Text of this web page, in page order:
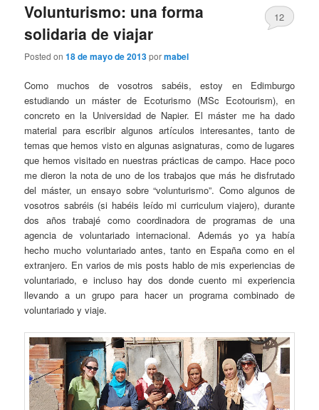
Volunturismo: una forma
solidaria de viajar
Posted on18 de mayo de 2013pormabel
12
Como muchos de vosotros sabéis, estoy en Edimburgo
estudiando un máster de Ecoturismo (MSc Ecotourism), en
concreto en la Universidad de Napier. El máster me ha dado
material para escribir algunos artículos interesantes, tanto de
temas que hemos visto en algunas asignaturas, como de lugares
que hemos visitado en nuestras prácticas de campo. Hace poco
me dieron la nota de uno de los trabajos que más he disfrutado
del máster, un ensayo sobre “volunturismo”. Como algunos de
vosotros sabréis (si habéis leído mi curriculum viajero), durante
dos años trabajé como coordinadora de programas de una
agencia de voluntariado internacional. Además yo ya había
hecho mucho voluntariado antes, tanto en España como en el
extranjero. En varios de mis posts hablo de mis experiencias de
voluntariado, e incluso hay dos donde cuento mi experiencia
llevando a un grupo para hacer un programa combinado de
voluntariado y viaje.